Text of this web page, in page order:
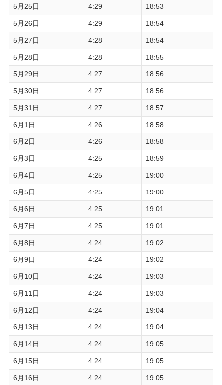
5月25日 4:29 18:53
5月26日 4:29 18:54
5月27日 4:28 18:54
5月28日 4:28 18:55
5月29日 4:27 18:56
5月30日 4:27 18:56
5月31日 4:27 18:57
6月1日 4:26 18:58
6月2日 4:26 18:58
6月3日 4:25 18:59
6月4日 4:25 19:00
6月5日 4:25 19:00
6月6日 4:25 19:01
6月7日 4:25 19:01
6月8日 4:24 19:02
6月9日 4:24 19:02
6月10日 4:24 19:03
6月11日 4:24 19:03
6月12日 4:24 19:04
6月13日 4:24 19:04
6月14日 4:24 19:05
6月15日 4:24 19:05
6月16日 4:24 19:05